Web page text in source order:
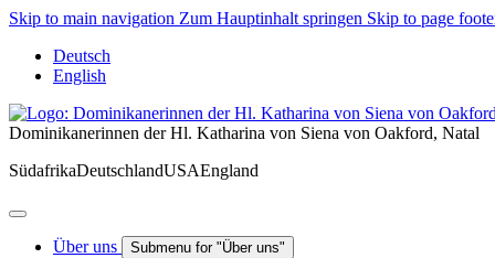
Skip to main navigation Zum Hauptinhalt springen Skip to page
Deutsch
English
Dominikanerinnen der Hl. Katharina von Siena von Oakford, Natal
SüdafrikaDeutschlandUSAEngland
Über uns Submenu for "Über uns"